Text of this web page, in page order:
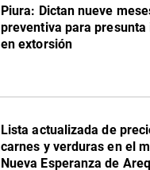
Piura: Dictan nueve
preventiva para presunta
en extorsión
Lista actualizada de
carnes y verduras en el
Nueva Esperanza de